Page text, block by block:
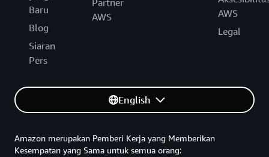
Baru
Blog
Siaran
Pers
Partner
AWS
AWS
Legal
English
Amazon merupakan Pemberi Kerja yang Memberikan
Kesempatan yang Sama untuk semua orang: